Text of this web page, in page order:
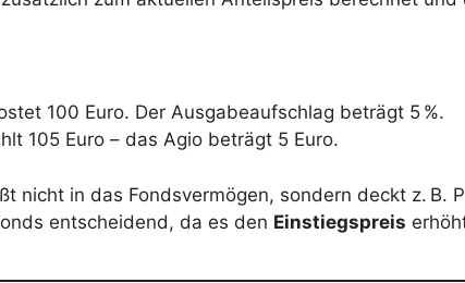
100 Euro. Der Ausgabeaufschlag beträgt 5 %.
105 Euro – das Agio beträgt 5 Euro.
nicht in das Fondsvermögen, sondern deckt z. B.
entscheidend, da es den Einstiegspreis